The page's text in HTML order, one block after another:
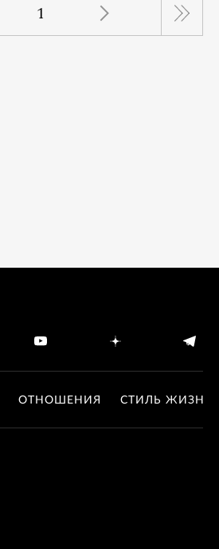
1
ОТНОШЕНИЯ СТИЛЬ ЖИЗНИ